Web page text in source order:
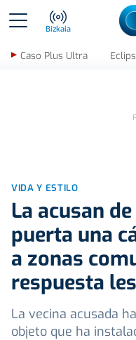
Bizkaia
Caso Plus Ultra
VIDA Y ESTILO
La acusan
puerta una
a zonas
respuesta
La vecina acusada
objeto que ha